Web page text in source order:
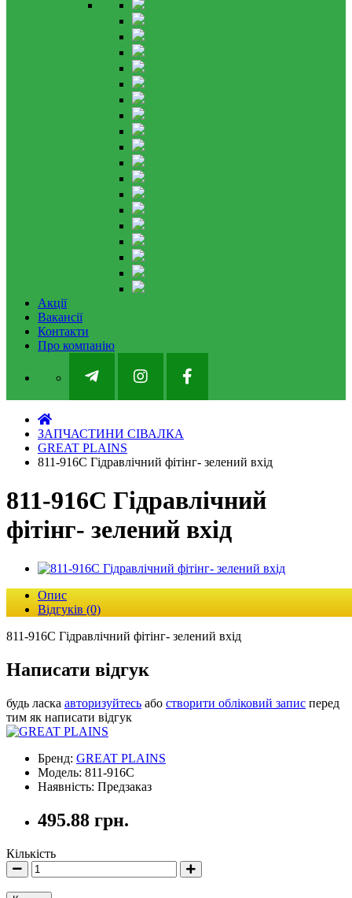
Акції
Вакансії
Контакти
Про компанію
ЗАПЧАСТИНИ СІВАЛКА
GREAT PLAINS
811-916C Гідравлічний фітінг- зелений вхід
811-916C Гідравлічний
фітінг- зелений вхід
Опис
Відгуків (0)
811-916C Гідравлічний фітінг- зелений вхід
Написати відгук
будь ласка авторизуйтесь або створити обліковий запис перед
тим як написати відгук
Бренд: GREAT PLAINS
Модель: 811-916C
Наявність: Предзаказ
495.88 грн.
Кількість